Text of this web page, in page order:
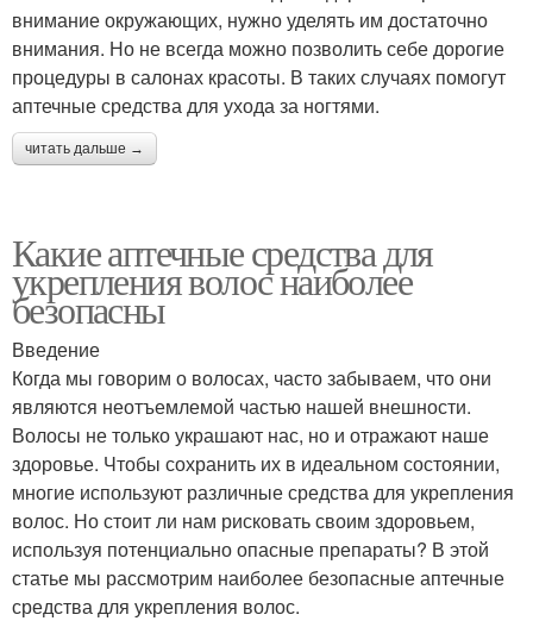
внимание окружающих, нужно уделять им достаточно
внимания. Но не всегда можно позволить себе дорогие
процедуры в салонах красоты. В таких случаях помогут
аптечные средства для ухода за ногтями.
читать дальше →
Какие аптечные средства для
укрепления волос наиболее
безопасны
Введение
Когда мы говорим о волосах, часто забываем, что они
являются неотъемлемой частью нашей внешности.
Волосы не только украшают нас, но и отражают наше
здоровье. Чтобы сохранить их в идеальном состоянии,
многие используют различные средства для укрепления
волос. Но стоит ли нам рисковать своим здоровьем,
используя потенциально опасные препараты? В этой
статье мы рассмотрим наиболее безопасные аптечные
средства для укрепления волос.